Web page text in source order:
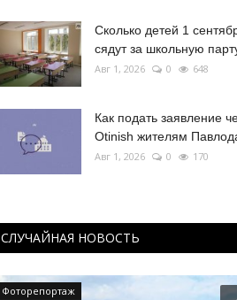
Сколько детей 1
сядут за школьную
Авг 1, 2026 0 648
Как подать заявление
Otinish жителям
Авг 1, 2026 0 170
СЛУЧАЙНАЯ НОВОСТЬ
Фоторепортаж